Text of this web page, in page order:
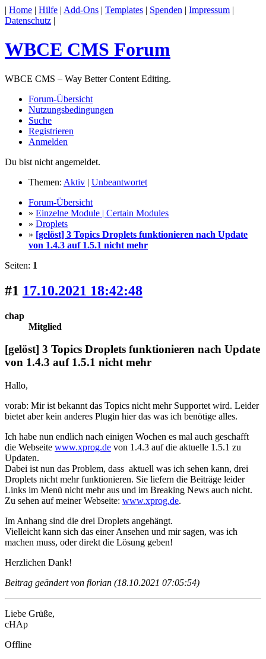
| Home | Hilfe | Add-Ons | Templates | Spenden | Impressum |
Datenschutz |
WBCE CMS Forum
WBCE CMS – Way Better Content Editing.
Forum-Übersicht
Nutzungsbedingungen
Suche
Registrieren
Anmelden
Du bist nicht angemeldet.
Themen: Aktiv | Unbeantwortet
Forum-Übersicht
» Einzelne Module | Certain Modules
» Droplets
» [gelöst] 3 Topics Droplets funktionieren nach Update
von 1.4.3 auf 1.5.1 nicht mehr
Seiten: 1
#1 17.10.2021 18:42:48
chap
Mitglied
[gelöst] 3 Topics Droplets funktionieren nach Update
von 1.4.3 auf 1.5.1 nicht mehr
Hallo,
vorab: Mir ist bekannt das Topics nicht mehr Supportet wird. Leider
bietet aber kein anderes Plugin hier das was ich benötige alles.
Ich habe nun endlich nach einigen Wochen es mal auch geschafft
die Webseite www.xprog.de von 1.4.3 auf die aktuelle 1.5.1 zu
Updaten.
Dabei ist nun das Problem, dass aktuell was ich sehen kann, drei
Droplets nicht mehr funktionieren. Sie liefern die Beiträge leider
Links im Menü nicht mehr aus und im Breaking News auch nicht.
Zu sehen auf meiner Webseite: www.xprog.de.
Im Anhang sind die drei Droplets angehängt.
Vielleicht kann sich das einer Ansehen und mir sagen, was ich
machen muss, oder direkt die Lösung geben!
Herzlichen Dank!
Beitrag geändert von florian (18.10.2021 07:05:54)
Liebe Grüße,
cHAp
Offline